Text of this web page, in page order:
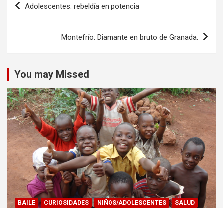
de
Adolescentes: rebeldía en potencia
Montefrío: Diamante en bruto de Granada.
You may Missed
BAILE CURIOSIDADES NIÑOS/ADOLESCENTES SALUD